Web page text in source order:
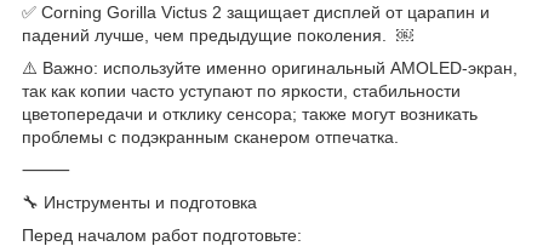
✅ Corning Gorilla Victus 2 защищает дисплей от царапин и
падений лучше, чем предыдущие поколения. ￼
⚠️ Важно: используйте именно оригинальный AMOLED-экран,
так как копии часто уступают по яркости, стабильности
цветопередачи и отклику сенсора; также могут возникать
проблемы с подэкранным сканером отпечатка.
⸻
🔧 Инструменты и подготовка
Перед началом работ подготовьте: